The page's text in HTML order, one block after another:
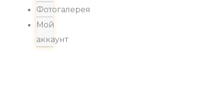
Фотогалерея
Мой
аккаунт